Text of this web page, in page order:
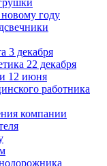
году
3 декабря
22 декабря
12 июня
работника
компании